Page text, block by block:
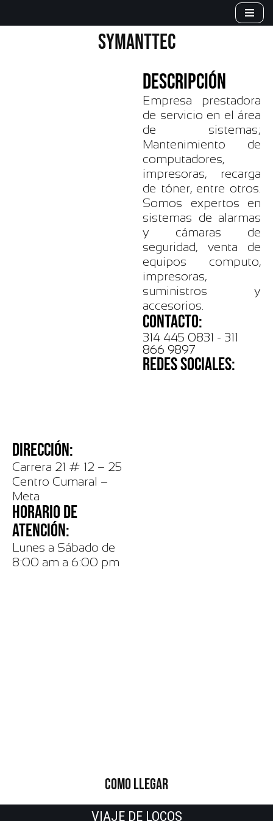
SYMANTTEC
DESCRIPCIÓN
Empresa prestadora
de servicio en el área
de sistemas;
Mantenimiento de
computadores,
impresoras, recarga
de tóner, entre otros.
Somos expertos en
sistemas de alarmas
y cámaras de
seguridad, venta de
equipos computo,
impresoras,
suministros y
accesorios.
CONTACTO:
314 445 0831 - 311
866 9897
REDES SOCIALES:
DIRECCIÓN:
Carrera 21 # 12 – 25
Centro Cumaral –
Meta
HORARIO DE
ATENCIÓN:
Lunes a Sábado de
8:00 am a 6:00 pm
COMO LLEGAR
VIAJE DE LOCOS